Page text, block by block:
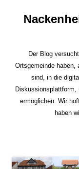
Der Blog
Ortsgemeinde haben,
sind, in die
Diskussionsplattform,
ermöglichen. Wir
haben